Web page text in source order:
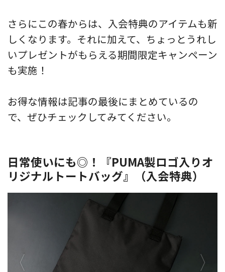
さらにこの春からは、入会特典のアイテムも新
しくなります。それに加えて、ちょっとうれし
いプレゼントがもらえる期間限定キャンペーン
も実施！
お得な情報は記事の最後にまとめているの
で、ぜひチェックしてみてください。
日常使いにも◎！『PUMA製ロゴ入りオ
リジナルトートバッグ』（入会特典）